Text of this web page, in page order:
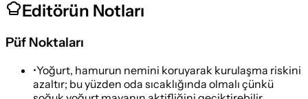
Editörün Notları
Püf Noktaları
•Yoğurt, hamurun nemini koruyarak kurulaşma riskini
azaltır; bu yüzden oda sıcaklığında olmalı çünkü